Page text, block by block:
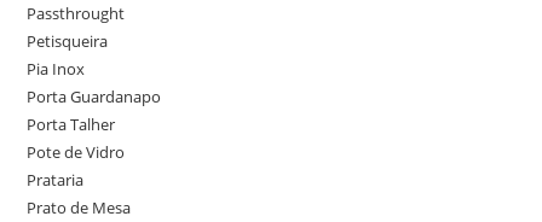
Passthrought
Petisqueira
Pia Inox
Porta Guardanapo
Porta Talher
Pote de Vidro
Prataria
Prato de Mesa